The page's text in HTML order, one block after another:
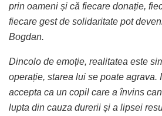
prin oameni și că fiecare donație,
fiecare gest de solidaritate pot
Bogdan.
Dincolo de emoție, realitatea este
operație, starea lui se poate agrava.
accepta ca un copil care a învins
lupta din cauza durerii și a lipsei